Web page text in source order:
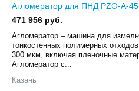
Агломератор для ПНД PZO-A-45
471 956 руб.
Агломератор – машина для
тонкостенных полимерных
300 мкм, включая пленочные
Агломератор с...
Казань